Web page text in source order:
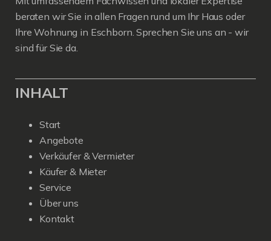
beraten wir Sie in allen Fragen rund um Ihr Haus oder
Ihre Wohnung in Eschborn. Sprechen Sie uns an - wir
sind für Sie da.
INHALT
Start
Angebote
Verkäufer & Vermieter
Käufer & Mieter
Service
Über uns
Kontakt